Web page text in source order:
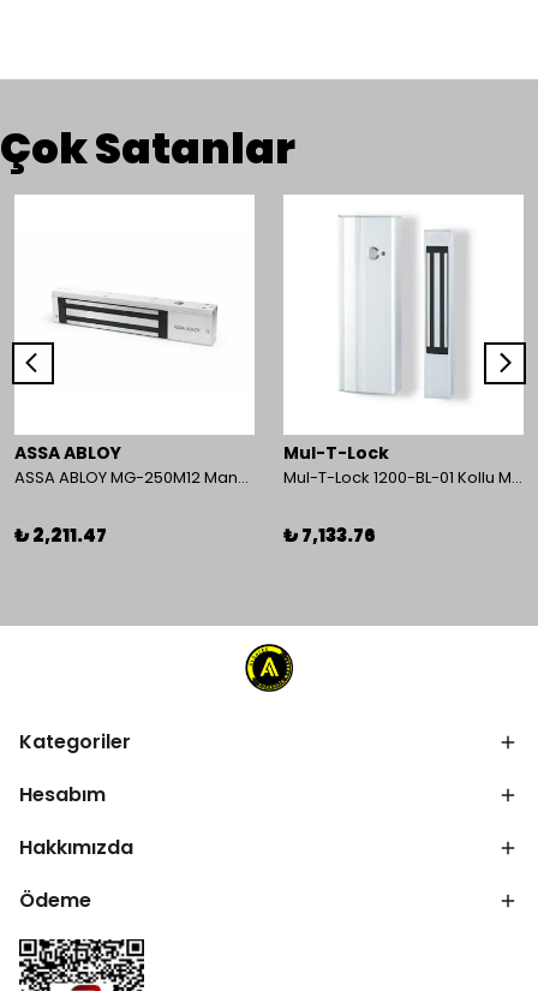
Çok Satanlar
ASSA ABLOY
ASSA ABLOY MG-250M12 Manyetik Kilit
₺ 2,211.47
Mul-T-Lock
Mul-T-Lock 1200-BL-01 Kollu Manyetik Kilit 272 kg 600 Lbs
₺ 7,133.76
Kategoriler
Hesabım
Hakkımızda
Ödeme